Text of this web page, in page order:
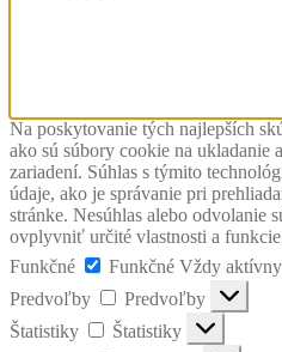
Na poskytovanie tých najlepších
ako sú súbory cookie na ukladanie
zariadení. Súhlas s týmito
údaje, ako je správanie pri
stránke. Nesúhlas alebo odvolanie
ovplyvniť určité vlastnosti a
Funkčné
Funkčné Vždy aktívny
Predvoľby
Predvoľby
Štatistiky
Štatistiky